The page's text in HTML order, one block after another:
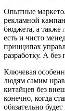
Опытные
рекламной
бюджета, а также
есть и чисто
принципах
разработку. А
Ключевая
людям самим
китайцев без
конечно, когда
обязательно